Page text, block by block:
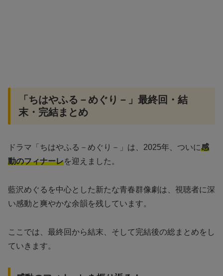
「ちはやふる－めぐり－」最終回・結
末・完結まとめ
ドラマ「ちはやふる－めぐり－」は、2025年、ついに感
動のフィナーレを迎えました。
藍沢めぐるを中心とした新たな青春群像劇は、視聴者に深
い感動と爽やかな余韻を残しています。
ここでは、最終回から結末、そして完結後の総まとめをし
ていきます。